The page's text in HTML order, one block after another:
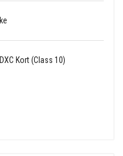
Kort (Class 10)